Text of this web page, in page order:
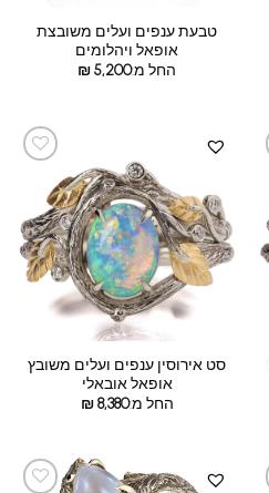
טבעת ענפים ועלים משובצת
אופאל ויהלומים
החל מ:
₪5,200
סט אירוסין ענפים ועלים משובץ
אופאל אובאלי
החל מ:
₪8,380